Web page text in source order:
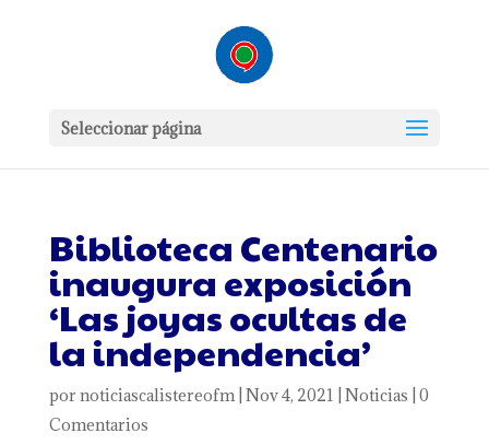
Seleccionar página
Biblioteca Centenario
inaugura exposición
‘Las joyas ocultas de
la independencia’
por noticiascalistereofm| Nov 4, 2021 Noticias 0
Comentarios